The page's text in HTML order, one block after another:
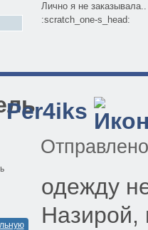
Лично я не
:scratch_one-s_head:
Per4iks
одежду
Назирой,